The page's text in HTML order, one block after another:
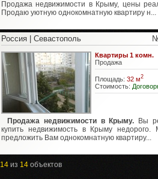
Продажа недвижимости в Крыму, цены
Продаю уютную однокомнатную квартиру н...
Россия | Севастополь
Квартиры 1 комн.
Продажа
Площадь: 32 м2
Стоимость:
Продажа недвижимости в Крыму. Вы
купить недвижимость в Крыму недорого.
предложить Вам однокомнатную квартиру...
14 из 14 объектов